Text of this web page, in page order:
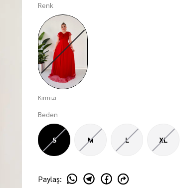
Renk
Kırmızı
Beden
S M L XL
Paylaş: